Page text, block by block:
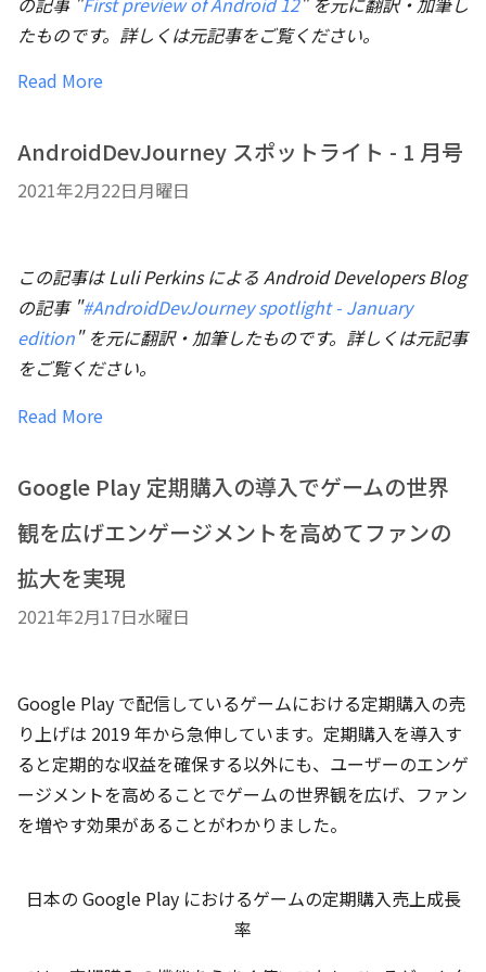
たものです。詳しくは元記事をご覧ください。
Read More
AndroidDevJourney スポットライト - 1 月号
2021年2月22日月曜日
この記事は Luli Perkins による Android Developers Blog
の記事 "#AndroidDevJourney spotlight - January
edition" を元に翻訳・加筆したものです。詳しくは元記事
をご覧ください。
Read More
Google Play 定期購入の導入でゲームの世界
観を広げエンゲージメントを高めてファンの
拡大を実現
2021年2月17日水曜日
Google Play で配信しているゲームにおける定期購入の売
り上げは 2019 年から急伸しています。定期購入を導入す
ると定期的な収益を確保する以外にも、ユーザーのエンゲ
ージメントを高めることでゲームの世界観を広げ、ファン
を増やす効果があることがわかりました。
日本の Google Play におけるゲームの定期購入売上成長
率